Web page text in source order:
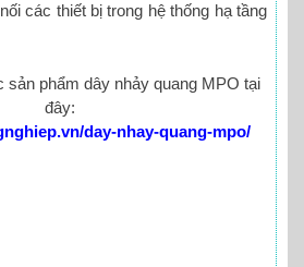
các thiết bị trong hệ thống hạ tầng
sản phẩm dây nhảy quang MPO tại
đây:
day-nhay-quang-mpo/